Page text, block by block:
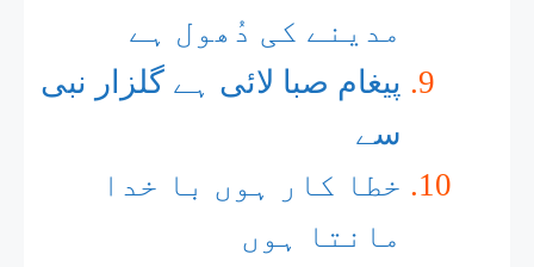
مدینے کی دُھول ہے
پیغام صبا لائی ہے گلزار نبی
سے
خطا کار ہوں با خدا
مانتا ہوں